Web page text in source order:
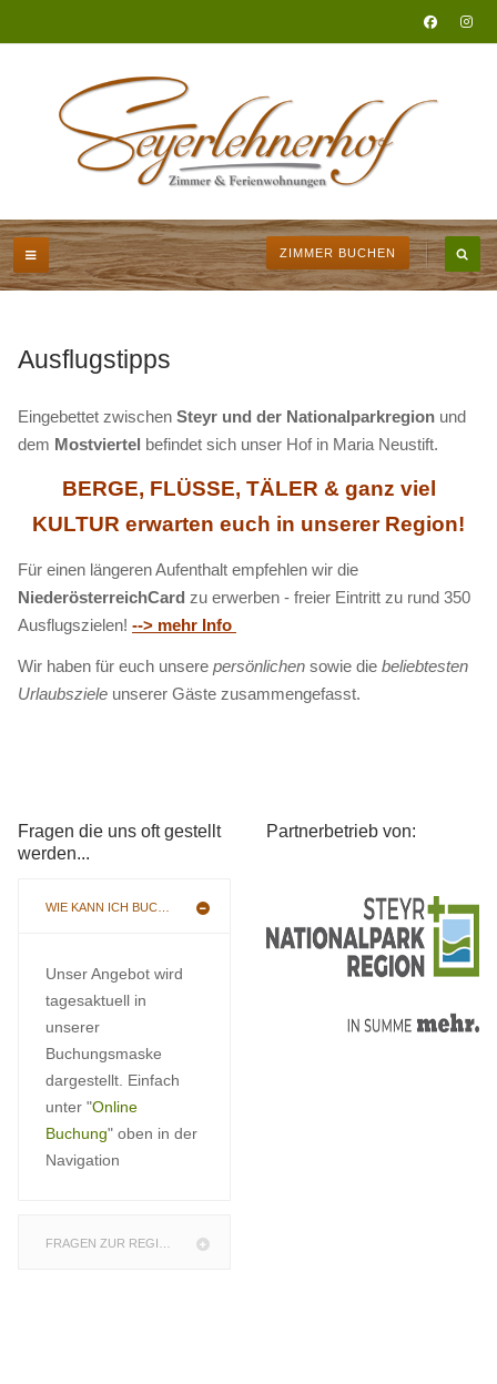
ZIMMER BUCHEN
Ausflugstipps
Eingebettet zwischen Steyr und der Nationalparkregion und
dem Mostviertel befindet sich unser Hof in Maria Neustift.
BERGE, FLÜSSE, TÄLER & ganz viel
KULTUR erwarten euch in unserer Region!
Für einen längeren Aufenthalt empfehlen wir die
NiederösterreichCard zu erwerben - freier Eintritt zu rund 350
Ausflugszielen! --> mehr Info
Wir haben für euch unsere persönlichen sowie die beliebtesten
Urlaubsziele unserer Gäste zusammengefasst.
Fragen die uns oft gestellt
werden...
WIE KANN ICH BUCHEN
Unser Angebot wird
tagesaktuell in
unserer
Buchungsmaske
dargestellt. Einfach
unter "Online
Buchung" oben in der
Navigation
FRAGEN ZUR REGION
Partnerbetrieb von: